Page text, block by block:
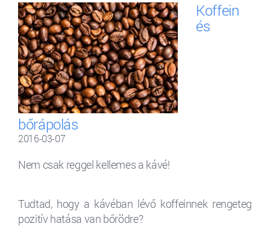
Koffein
és
bőrápolás
2016-03-07
Nem csak reggel kellemes a kávé!
Tudtad, hogy a kávéban lévő koffeinnek rengeteg
pozitív hatása van bőrödre?